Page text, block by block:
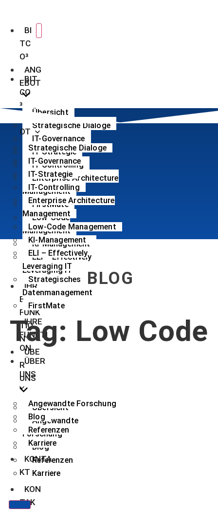
content
BI
TC
O³
ANG
EBOT
Übersicht
Strategische Dialoge
IT-Governance
IT-Strategie
IT-Controlling
Enterprise Architecture
Management
FirstMate
Low-Code
Management
KI-Management
ELI – Effectively
Leveraging IT
IHR
E
FUNK
TIO
N
ÜBE
R
UNS
Übersicht
Angewandte
Forschung
Blog
Referenzen
Karriere
KON
TAK
BIT
CO
³
OT
Strategische Dialoge
IT-Governance
IT-Strategie
IT-Controlling
Enterprise Architecture
Management
Low-Code Management
KI-Management
ELI – Effectively
Leveraging IT
Strategisches
Datenmanagement
FirstMate
IHRE
FUNKTI
ON
ÜBER
UNS
Angewandte Forschung
Blog
Referenzen
Karriere
KONTA
KT
BLOG
Tag: Low Code